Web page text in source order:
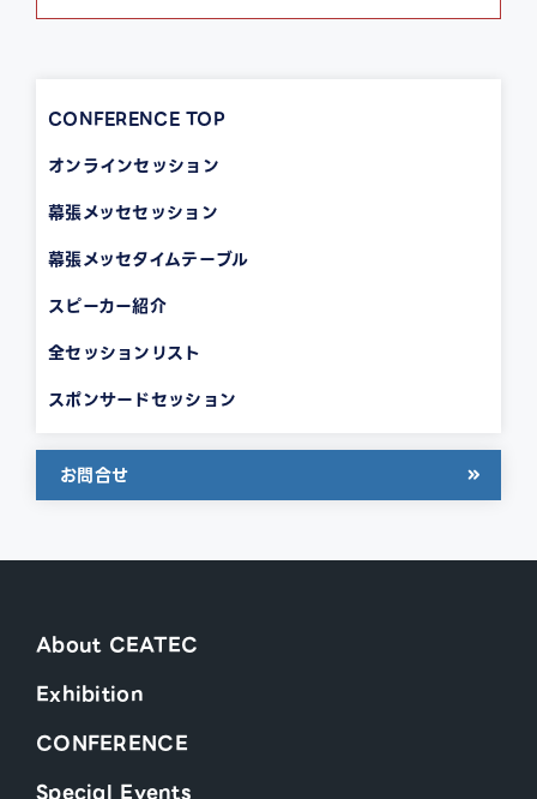
CONFERENCE TOP
オンラインセッション
幕張メッセセッション
幕張メッセタイムテーブル
スピーカー紹介
全セッションリスト
スポンサードセッション
お問合せ
About CEATEC
Exhibition
CONFERENCE
Special Events